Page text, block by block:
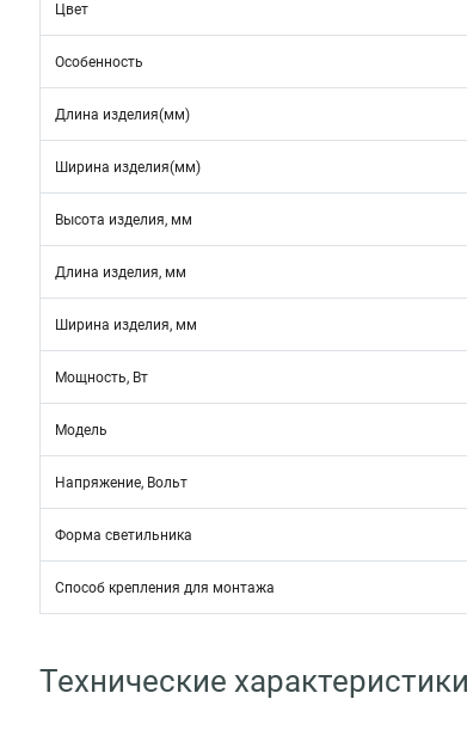
Цвет
Особенность
Длина изделия(мм)
Ширина изделия(мм)
Высота изделия, мм
Длина изделия, мм
Ширина изделия, мм
Мощность, Вт
Модель
Напряжение, Вольт
Форма светильника
Способ крепления для монтажа
Технические